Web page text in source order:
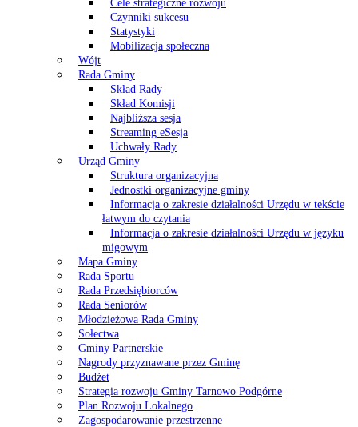
Cele strategiczne rozwoju
Czynniki sukcesu
Statystyki
Mobilizacja społeczna
Wójt
Rada Gminy
Skład Rady
Skład Komisji
Najbliższa sesja
Streaming eSesja
Uchwały Rady
Urząd Gminy
Struktura organizacyjna
Jednostki organizacyjne gminy
Informacja o zakresie działalności Urzędu w tekście
łatwym do czytania
Informacja o zakresie działalności Urzędu w języku
migowym
Mapa Gminy
Rada Sportu
Rada Przedsiębiorców
Rada Seniorów
Młodzieżowa Rada Gminy
Sołectwa
Gminy Partnerskie
Nagrody przyznawane przez Gminę
Budżet
Strategia rozwoju Gminy Tarnowo Podgórne
Plan Rozwoju Lokalnego
Zagospodarowanie przestrzenne